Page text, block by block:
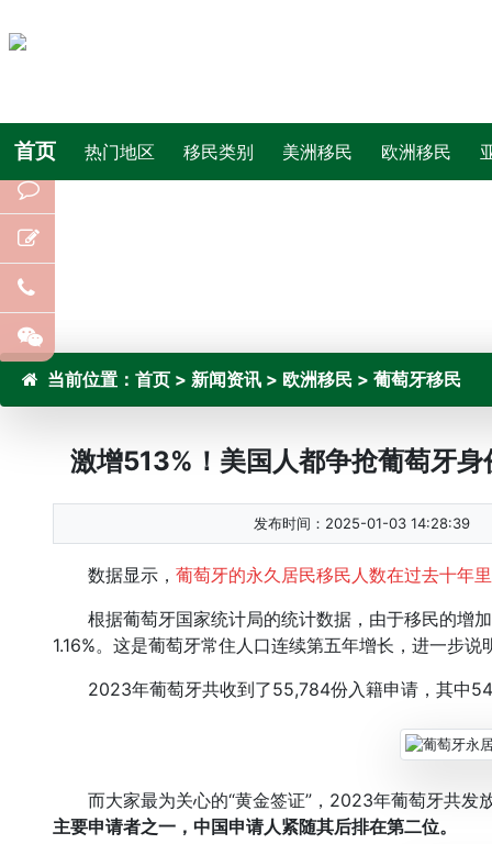
首页 热门地区 移民类别 美洲移民 欧洲移民
当前位置： 首页 > 新闻资讯 > 欧洲移民 > 葡萄牙移民
激增513%！美国人都争抢葡萄牙身
发布时间：2025-01-03 14:28:39
数据显示， 葡萄牙的永久居民移民人数在过去十年
根据葡萄牙国家统计局的统计数据，由于移民的增
1.16%。这是葡萄牙常住人口连续第五年增长，进一步
2023年葡萄牙共收到了55,784份入籍申请，其中
而大家最为关心的“黄金签证”，2023年葡萄牙共发
主要申请者之一，中国申请人紧随其后排在第二位。